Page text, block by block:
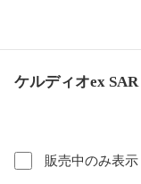
ケルディオex
販売中のみ表示